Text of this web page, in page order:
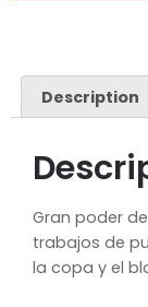
Description
Gran poder
trabajos de
la copa y el